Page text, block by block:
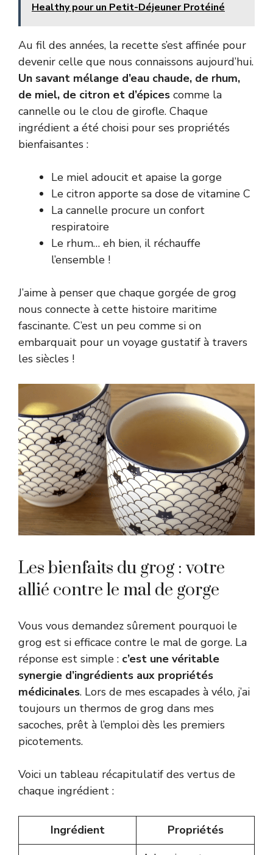
Healthy pour un Petit-Déjeuner Protéiné
Au fil des années, la recette s’est affinée pour
devenir celle que nous connaissons aujourd’hui.
Un savant mélange d’eau chaude, de rhum,
de miel, de citron et d’épices comme la
cannelle ou le clou de girofle. Chaque
ingrédient a été choisi pour ses propriétés
bienfaisantes :
Le miel adoucit et apaise la gorge
Le citron apporte sa dose de vitamine C
La cannelle procure un confort
respiratoire
Le rhum… eh bien, il réchauffe
l’ensemble !
J’aime à penser que chaque gorgée de grog
nous connecte à cette histoire maritime
fascinante. C’est un peu comme si on
embarquait pour un voyage gustatif à travers
les siècles !
Les bienfaits du grog : votre
allié contre le mal de gorge
Vous vous demandez sûrement pourquoi le
grog est si efficace contre le mal de gorge. La
réponse est simple : c’est une véritable
synergie d’ingrédients aux propriétés
médicinales. Lors de mes escapades à vélo, j’ai
toujours un thermos de grog dans mes
sacoches, prêt à l’emploi dès les premiers
picotements.
Voici un tableau récapitulatif des vertus de
chaque ingrédient :
Ingrédient
Propriétés